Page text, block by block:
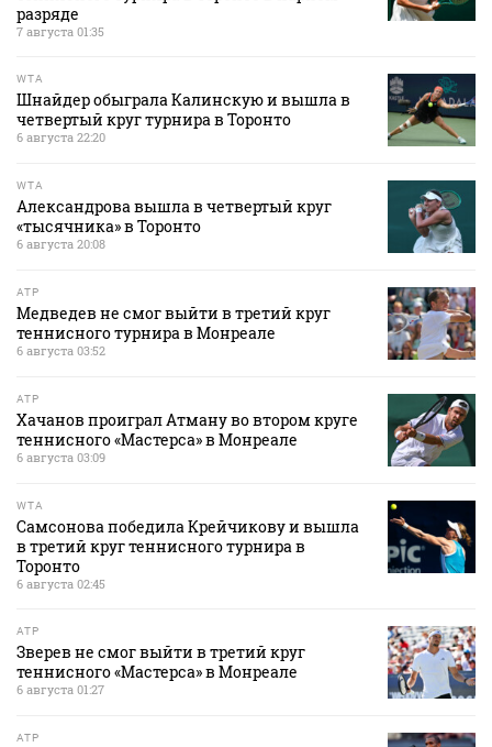
разряде
7 августа 01:35
WTA
Шнайдер обыграла Калинскую и вышла в
четвертый круг турнира в Торонто
6 августа 22:20
WTA
Александрова вышла в четвертый круг
«тысячника» в Торонто
6 августа 20:08
ATP
Медведев не смог выйти в третий круг
теннисного турнира в Монреале
6 августа 03:52
ATP
Хачанов проиграл Атману во втором круге
теннисного «Мастерса» в Монреале
6 августа 03:09
WTA
Самсонова победила Крейчикову и вышла
в третий круг теннисного турнира в
Торонто
6 августа 02:45
ATP
Зверев не смог выйти в третий круг
теннисного «Мастерса» в Монреале
6 августа 01:27
ATP